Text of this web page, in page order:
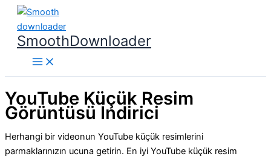
İçeriğe
atla
SmoothDownloader
YouTube Küçük Resim
Görüntüsü İndirici
Herhangi bir videonun YouTube küçük resimlerini
parmaklarınızın ucuna getirin. En iyi YouTube küçük resim